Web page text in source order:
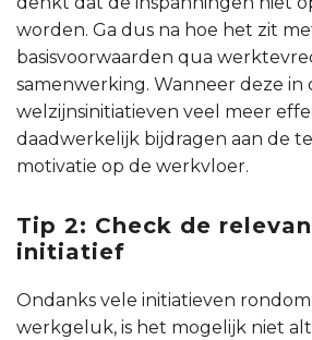
worden. Ga dus na hoe het zit
basisvoorwaarden qua
samenwerking. Wanneer deze in
welzijnsinitiatieven veel meer
daadwerkelijk bijdragen aan de
motivatie op de werkvloer.
Tip 2: Check de
initiatief
Ondanks vele initiatieven
werkgeluk, is het mogelijk niet